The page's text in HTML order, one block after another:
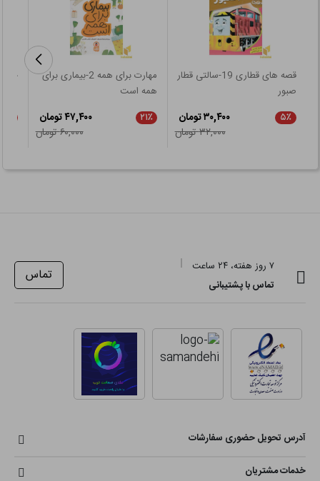
قصه های قطاری 19-سالتی قطار
صبور
۵٪
۳۰,۴۰۰ تومان
۳۲,۰۰۰ تومان
مهارت برای همه 2-بیماری برای
همه است
۲۱٪
۴۷,۴۰۰ تومان
۶۰,۰۰۰ تومان
۷ روز هفته، ۲۴ ساعت
تماس با پشتیبانی
تماس
آدرس تحویل حضوری سفارشات
خدمات مشتریان